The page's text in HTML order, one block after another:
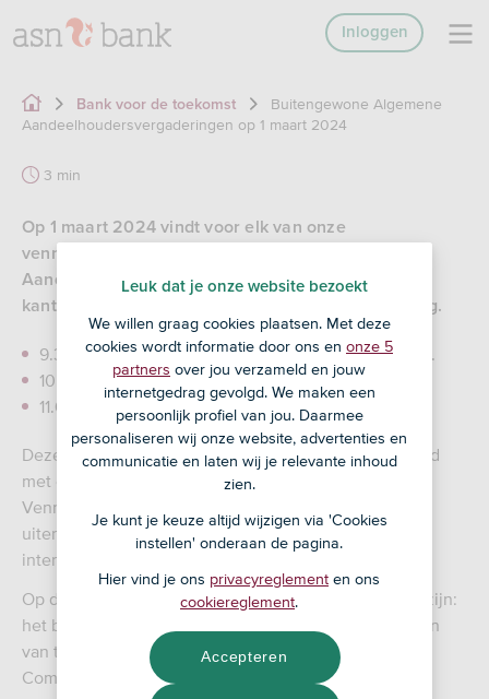
Inloggen
Bank voor de toekomst
Buitengewone Algemene
Aandeelhoudersvergaderingen op 1 maart 2024
3 min
Op 1 maart 2024 vindt voor elk van onze
vennootschappen een Buitengewone Algemene
Aandeelhoudersvergadering (BAVA) plaats op ons
kantoor op de Bezuidenhoutseweg 153 te Den Haag.
9.30 uur: BAVA ASN Beleggingsfondsen UCITS N.V.
10.15 uur. BAVA ASN Beleggingsfondsen AIF N.V.
11.00 uur: BAVA ASN Biodiversiteitsfonds N.V.
Deze vergaderingen worden georganiseerd in verband
met een voorstel tot wijziging van de statuten van de
Vennootschappen. Aandeelhouders kunnen zich tot
uiterlijk 23 februari 2024 laten aanmelden door hun
intermediair. Lees hieronder hoe u dat kunt doen.
Op de vergaderingen zullen in ieder geval aanwezig zijn:
het bestuur van de vennootschap, de secretaris, indien
van toepassing de Voorzitter van de Raad van
Commissarissen en de accountant.
Leuk dat je onze website bezoekt
We willen graag cookies plaatsen. Met deze
cookies wordt informatie door ons en onze 5
partners over jou verzameld en jouw
internetgedrag gevolgd. We maken een
persoonlijk profiel van jou. Daarmee
personaliseren wij onze website, advertenties en
communicatie en laten wij je relevante inhoud
zien.
Je kunt je keuze altijd wijzigen via 'Cookies
instellen' onderaan de pagina.
Hier vind je ons privacyreglement en ons
cookiereglement.
Accepteren